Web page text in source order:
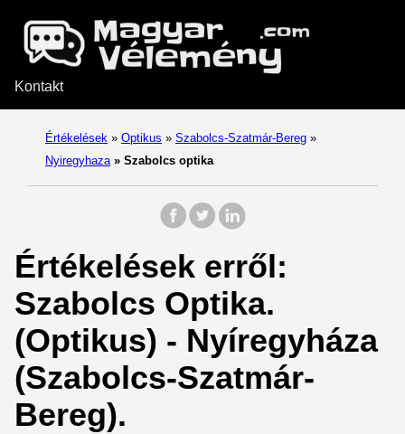
Kontakt
Értékelések » Optikus » Szabolcs-Szatmár-Bereg »
Nyiregyhaza » Szabolcs optika
Értékelések erről:
Szabolcs Optika.
(Optikus) - Nyíregyháza
(Szabolcs-Szatmár-
Bereg).